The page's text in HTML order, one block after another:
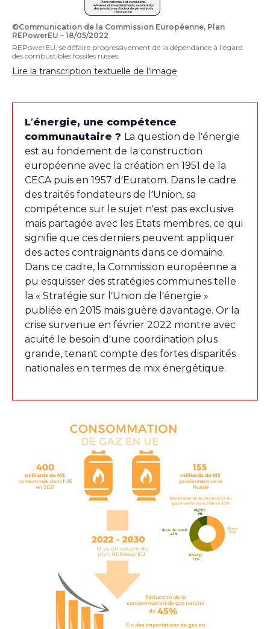
Infographie REPowerEU
©Communication de la Commission Européenne, Plan
REPowerEU – 18/05/2022
REPowerEU, se défaire progressivement de la dépendance à l'égard
des combustibles fossiles russes.
Lire la transcription textuelle de l'image
L’énergie, une compétence
communautaire ? La question de l’énergie
est au fondement de la construction
européenne avec la création en 1951 de la
CECA puis en 1957 d’Euratom. Dans le cadre
des traités fondateurs de l’Union, sa
compétence sur le sujet n’est pas exclusive
mais partagée avec les Etats membres, ce qui
signifie que ces derniers peuvent appliquer
des actes contraignants dans ce domaine.
Dans ce cadre, la Commission européenne a
pu esquisser des stratégies communes telle
la « Stratégie sur l’Union de l’énergie »
publiée en 2015 mais guère davantage. Or la
crise survenue en février 2022 montre avec
acuité le besoin d’une coordination plus
grande, tenant compte des fortes disparités
nationales en termes de mix énergétique.